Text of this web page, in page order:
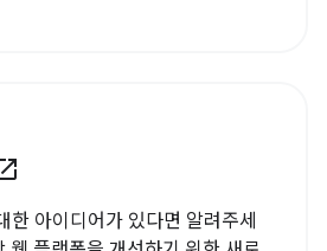
한 아이디어가 있다면 알려주세